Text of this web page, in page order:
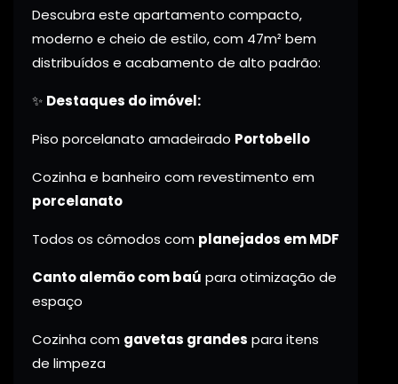
Descubra este apartamento compacto,
moderno e cheio de estilo, com 47m² bem
distribuídos e acabamento de alto padrão:
✨ Destaques do imóvel:
Piso porcelanato amadeirado Portobello
Cozinha e banheiro com revestimento em
porcelanato
Todos os cômodos com planejados em MDF
Canto alemão com baú para otimização de
espaço
Cozinha com gavetas grandes para itens
de limpeza